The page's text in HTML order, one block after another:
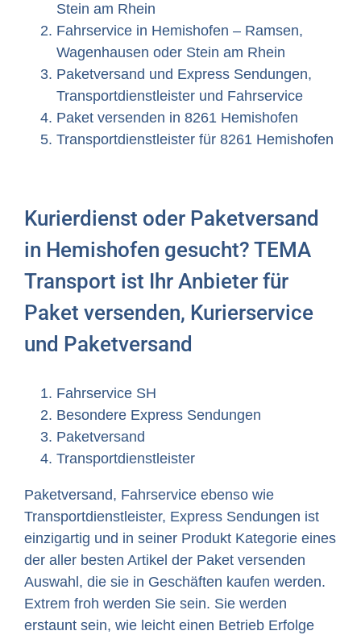
Stein am Rhein
Fahrservice in Hemishofen – Ramsen,
Wagenhausen oder Stein am Rhein
Paketversand und Express Sendungen,
Transportdienstleister und Fahrservice
Paket versenden in 8261 Hemishofen
Transportdienstleister für 8261 Hemishofen
Kurierdienst oder Paketversand
in Hemishofen gesucht? TEMA
Transport ist Ihr Anbieter für
Paket versenden, Kurierservice
und Paketversand
Fahrservice SH
Besondere Express Sendungen
Paketversand
Transportdienstleister
Paketversand, Fahrservice ebenso wie
Transportdienstleister, Express Sendungen ist
einzigartig und in seiner Produkt Kategorie eines
der aller besten Artikel der Paket versenden
Auswahl, die sie in Geschäften kaufen werden.
Extrem froh werden Sie sein. Sie werden
erstaunt sein, wie leicht einen Betrieb Erfolge